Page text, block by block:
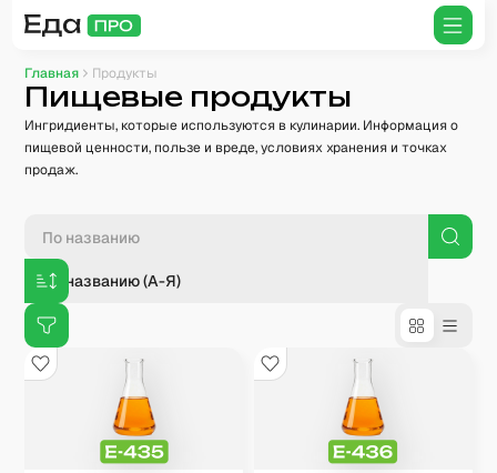
Главная Продукты
Пищевые продукты
Ингридиенты, которые используются в кулинарии. Информация о
пищевой ценности, пользе и вреде, условиях хранения и точках
продаж.
По названию (А-Я)